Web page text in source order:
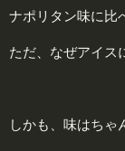
ナポリタン味に比
ただ、なぜアイス
しかも、味はちゃ